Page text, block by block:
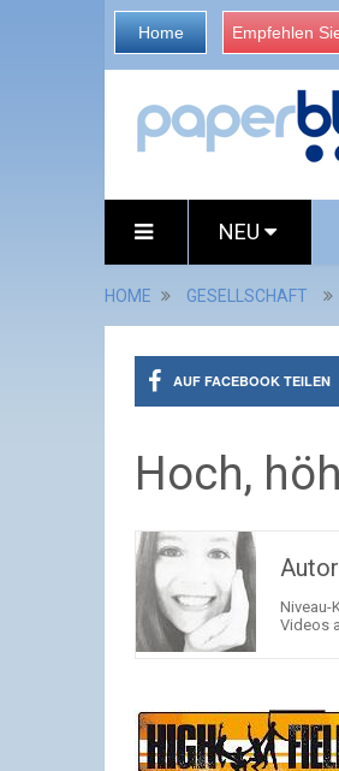
Home Empfehlen
NEU
HOME GESELLSCHAFT
AUF FACEBOOK TEILEN
Hoch,
Niveau-
Videos